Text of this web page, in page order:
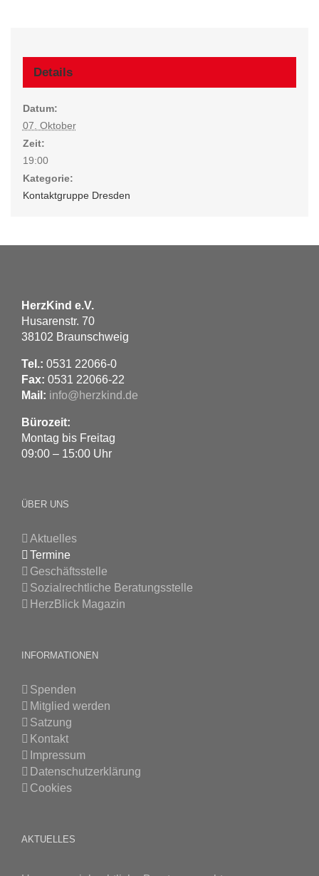
Details
Datum:
07. Oktober
Zeit:
19:00
Kategorie:
Kontaktgruppe Dresden
HerzKind e.V.
Husarenstr. 70
38102 Braunschweig
Tel.: 0531 22066-0
Fax: 0531 22066-22
Mail: info@herzkind.de
Bürozeit:
Montag bis Freitag
09:00 – 15:00 Uhr
ÜBER UNS
Aktuelles
Termine
Geschäftsstelle
Sozialrechtliche Beratungsstelle
HerzBlick Magazin
INFORMATIONEN
Spenden
Mitglied werden
Satzung
Kontakt
Impressum
Datenschutzerklärung
Cookies
AKTUELLES